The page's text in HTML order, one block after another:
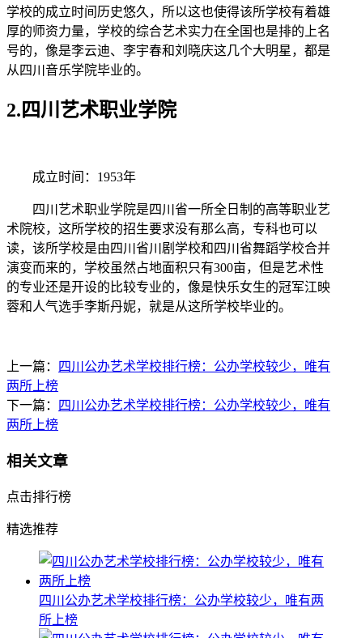
学校的成立时间历史悠久，所以这也使得该所学校有着雄
厚的师资力量，学校的综合艺术实力在全国也是排的上名
号的，像是李云迪、李宇春和刘晓庆这几个大明星，都是
从四川音乐学院毕业的。
2.四川艺术职业学院
成立时间：1953年
四川艺术职业学院是四川省一所全日制的高等职业艺
术院校，这所学校的招生要求没有那么高，专科也可以
读，该所学校是由四川省川剧学校和四川省舞蹈学校合并
演变而来的，学校虽然占地面积只有300亩，但是艺术性
的专业还是开设的比较专业的，像是快乐女生的冠军江映
蓉和人气选手李斯丹妮，就是从这所学校毕业的。
上一篇：
四川公办艺术学校排行榜：公办学校较少，唯有
两所上榜
下一篇：
四川公办艺术学校排行榜：公办学校较少，唯有
两所上榜
相关文章
点击排行榜
精选推荐
四川公办艺术学校排行榜：公办学校较少，唯有两
所上榜